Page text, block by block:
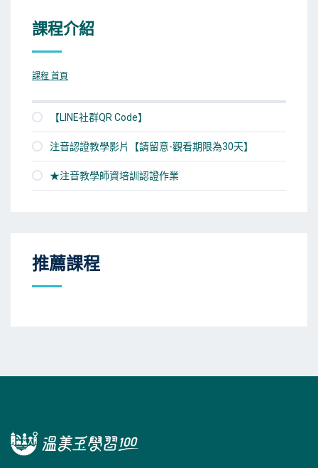
課程介紹
課程 首頁
【LINE社群QR Code】
注音認證教學影片【請留意-觀看期限為30天】
★注音教學師資培訓認證作業
推薦課程